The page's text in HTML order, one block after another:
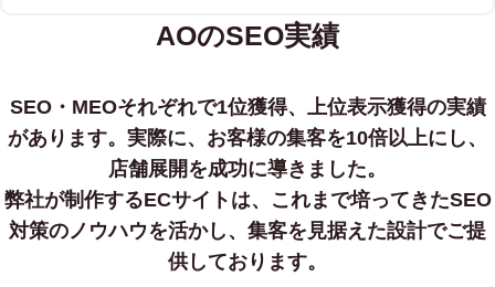
AOのSEO実績
SEO・MEOそれぞれで1位獲得、上位表示獲得の実績
があります。 実際に、お客様の集客を10倍以上にし、
店舗展開を成功に導きました。
弊社が制作するECサイトは、これまで培ってきたSEO
対策のノウハウを活かし、集客を見据えた設計でご提
供しております。